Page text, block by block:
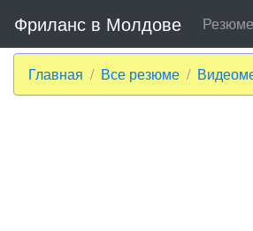
Фриланс в Молдове Резюме
Главная Все резюме